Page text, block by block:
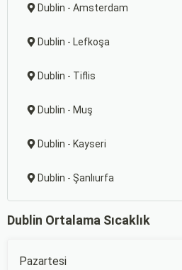
Dublin - Amsterdam
Dublin - Lefkoşa
Dublin - Tiflis
Dublin - Muş
Dublin - Kayseri
Dublin - Şanlıurfa
Dublin Ortalama Sıcaklık
Pazartesi